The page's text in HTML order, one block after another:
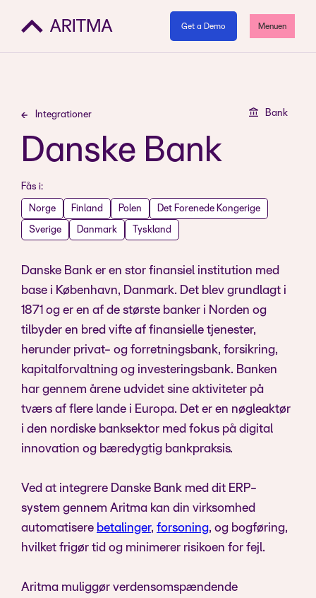
Get a Demo Menuen
Integrationer Bank
Danske Bank
Fås i:
Norge Finland Polen Det Forenede Kongerige
Sverige Danmark Tyskland
Danske Bank er en stor finansiel institution med
base i København, Danmark. Det blev grundlagt i
1871 og er en af de største banker i Norden og
tilbyder en bred vifte af finansielle tjenester,
herunder privat- og forretningsbank, forsikring,
kapitalforvaltning og investeringsbank. Banken
har gennem årene udvidet sine aktiviteter på
tværs af flere lande i Europa. Det er en nøgleaktør
i den nordiske banksektor med fokus på digital
innovation og bæredygtig bankpraksis.
Ved at integrere Danske Bank med dit ERP-
system gennem Aritma kan din virksomhed
automatisere betalinger, forsoning, og bogføring,
hvilket frigør tid og minimerer risikoen for fejl.
Aritma muliggør verdensomspændende